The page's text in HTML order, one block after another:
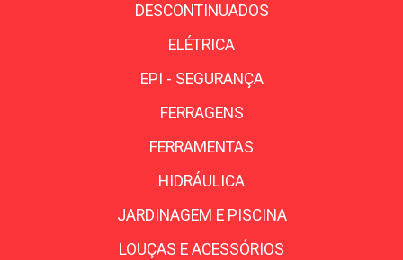
DESCONTINUADOS
ELÉTRICA
EPI - SEGURANÇA
FERRAGENS
FERRAMENTAS
HIDRÁULICA
JARDINAGEM E PISCINA
LOUÇAS E ACESSÓRIOS